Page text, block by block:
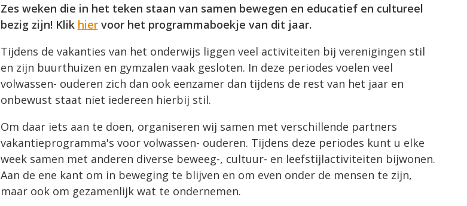
Zes weken die in het teken staan van samen bewegen en educatief en cultureel
bezig zijn! Klik hiervoor het programmaboekje van dit jaar.
Tijdens de vakanties van het onderwijs liggen veel activiteiten bij verenigingen stil
en zijn buurthuizen en gymzalen vaak gesloten. In deze periodes voelen veel
volwassen- ouderen zich dan ook eenzamer dan tijdens de rest van het jaar en
onbewust staat niet iedereen hierbij stil.
Om daar iets aan te doen, organiseren wij samen met verschillende partners
vakantieprogramma's voor volwassen- ouderen. Tijdens deze periodes kunt u elke
week samen met anderen diverse beweeg-, cultuur- en leefstijlactiviteiten bijwonen.
Aan de ene kant om in beweging te blijven en om even onder de mensen te zijn,
maar ook om gezamenlijk wat te ondernemen.